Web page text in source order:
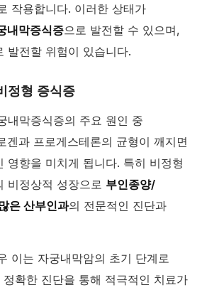
작용합니다. 이러한 상태가
내막증식증으로 발전할 수 있으며,
발전할 위험이 있습니다.
정형 증식증
내막증식증의 주요 원인 중
겐과 프로게스테론의 균형이 깨지면
영향을 미치게 됩니다. 특히 비정형
비정상적 성장으로 부인종양/
은 산부인과의 전문적인 진단과
이는 자궁내막암의 초기 단계로
확한 진단을 통해 적극적인 치료가